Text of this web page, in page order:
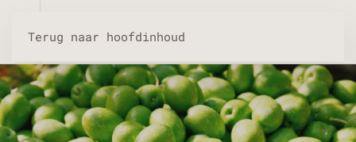
Terug naar hoofdinhoud